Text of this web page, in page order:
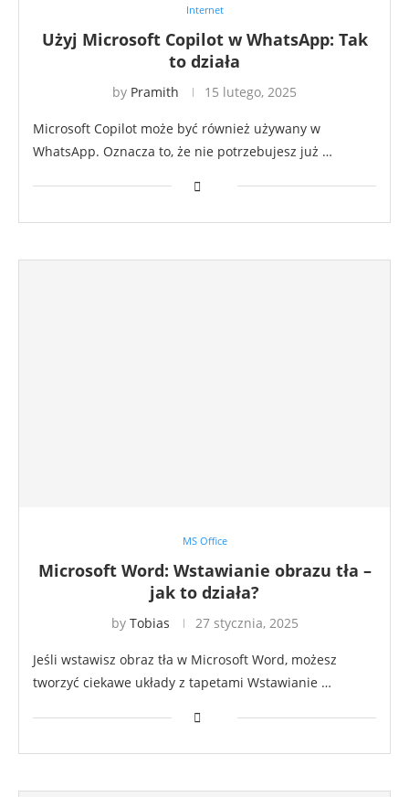
Internet
Użyj Microsoft Copilot w WhatsApp: Tak
to działa
by Pramith 15 lutego, 2025
Microsoft Copilot może być również używany w
WhatsApp. Oznacza to, że nie potrzebujesz już …
MS Office
Microsoft Word: Wstawianie obrazu tła –
jak to działa?
by Tobias 27 stycznia, 2025
Jeśli wstawisz obraz tła w Microsoft Word, możesz
tworzyć ciekawe układy z tapetami Wstawianie …